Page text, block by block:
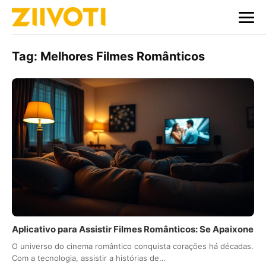
Tag: Melhores Filmes Românticos
Aplicativo para Assistir Filmes Românticos: Se Apaixone
O universo do cinema romântico conquista corações há décadas.
Com a tecnologia, assistir a histórias de…